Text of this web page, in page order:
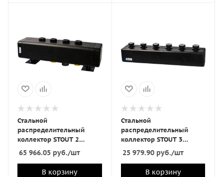
Стальной
распределительный
коллектор STOUT 2
отопительных контура в
теплоизоляции DN 32
65 966.05 руб./шт
В корзину
Стальной
распределительный
коллектор STOUT 3
отопительных контура в
теплоизоляции DN 25
25 979.90руб./шт
В корзину